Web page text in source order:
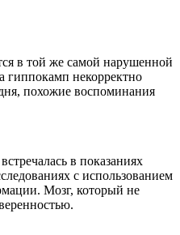
в той же самой нарушенной
гиппокамп некорректно
похожие воспоминания
в показаниях
с использованием
Мозг, который не